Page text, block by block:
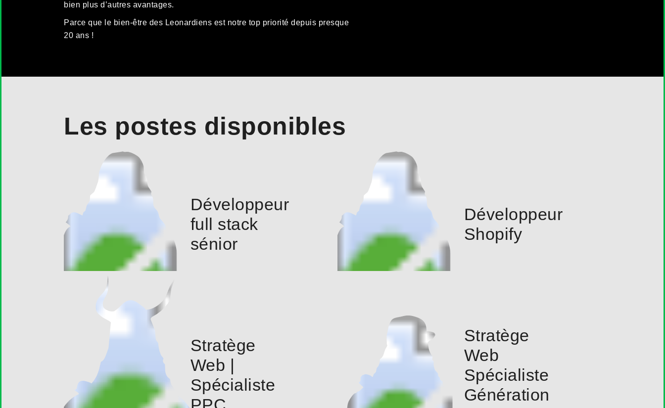
bien plus d’autres avantages.
Parce que le bien-être des Leonardiens est notre top priorité depuis presque
20 ans !
Les postes disponibles
Développeur
full stack
sénior
Développeur
Shopify
Stratège
Web |
Spécialiste
Stratège
Web
Spécialiste
Génération